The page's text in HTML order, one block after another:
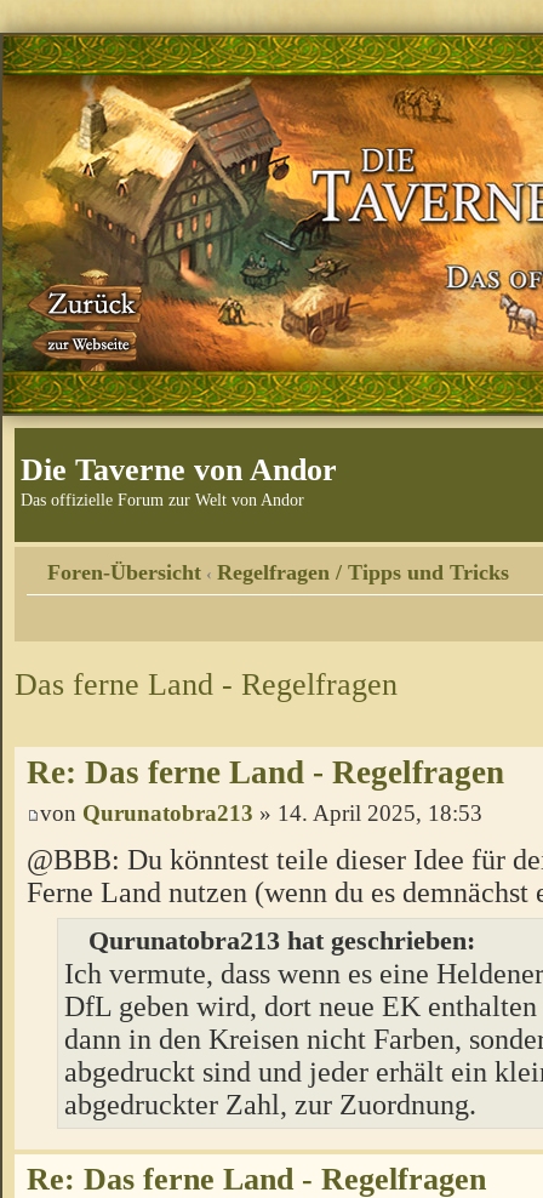
Die Taverne von Andor
Das offizielle Forum zur Welt von Andor
Foren-Übersicht ‹ Regelfragen / Tipps und Tricks
Das ferne Land - Regelfragen
Re: Das ferne Land - Regelfragen
von Qurunatobra213 » 14. April 2025, 18:53
@BBB: Du könntest teile dieser Idee für
Ferne Land nutzen (wenn du es demnächst
Qurunatobra213 hat geschrieben:
Ich vermute, dass wenn es eine
DfL geben wird, dort neue EK enthalten
dann in den Kreisen nicht Farben,
abgedruckt sind und jeder erhält ein
abgedruckter Zahl, zur Zuordnung.
Re: Das ferne Land - Regelfragen